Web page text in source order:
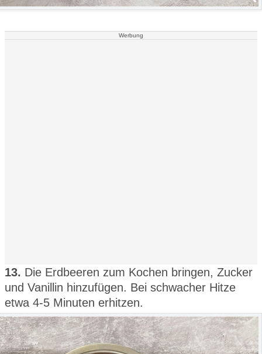
Werbung
13. Die Erdbeeren zum Kochen bringen, Zucker
und Vanillin hinzufügen. Bei schwacher Hitze
etwa 4-5 Minuten erhitzen.